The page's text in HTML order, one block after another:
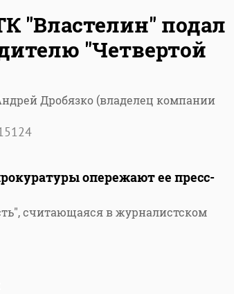
"Властелин" подал
"Четвертой
Дробязко (владелец компании
опережают ее пресс-
считающаяся в журналистском